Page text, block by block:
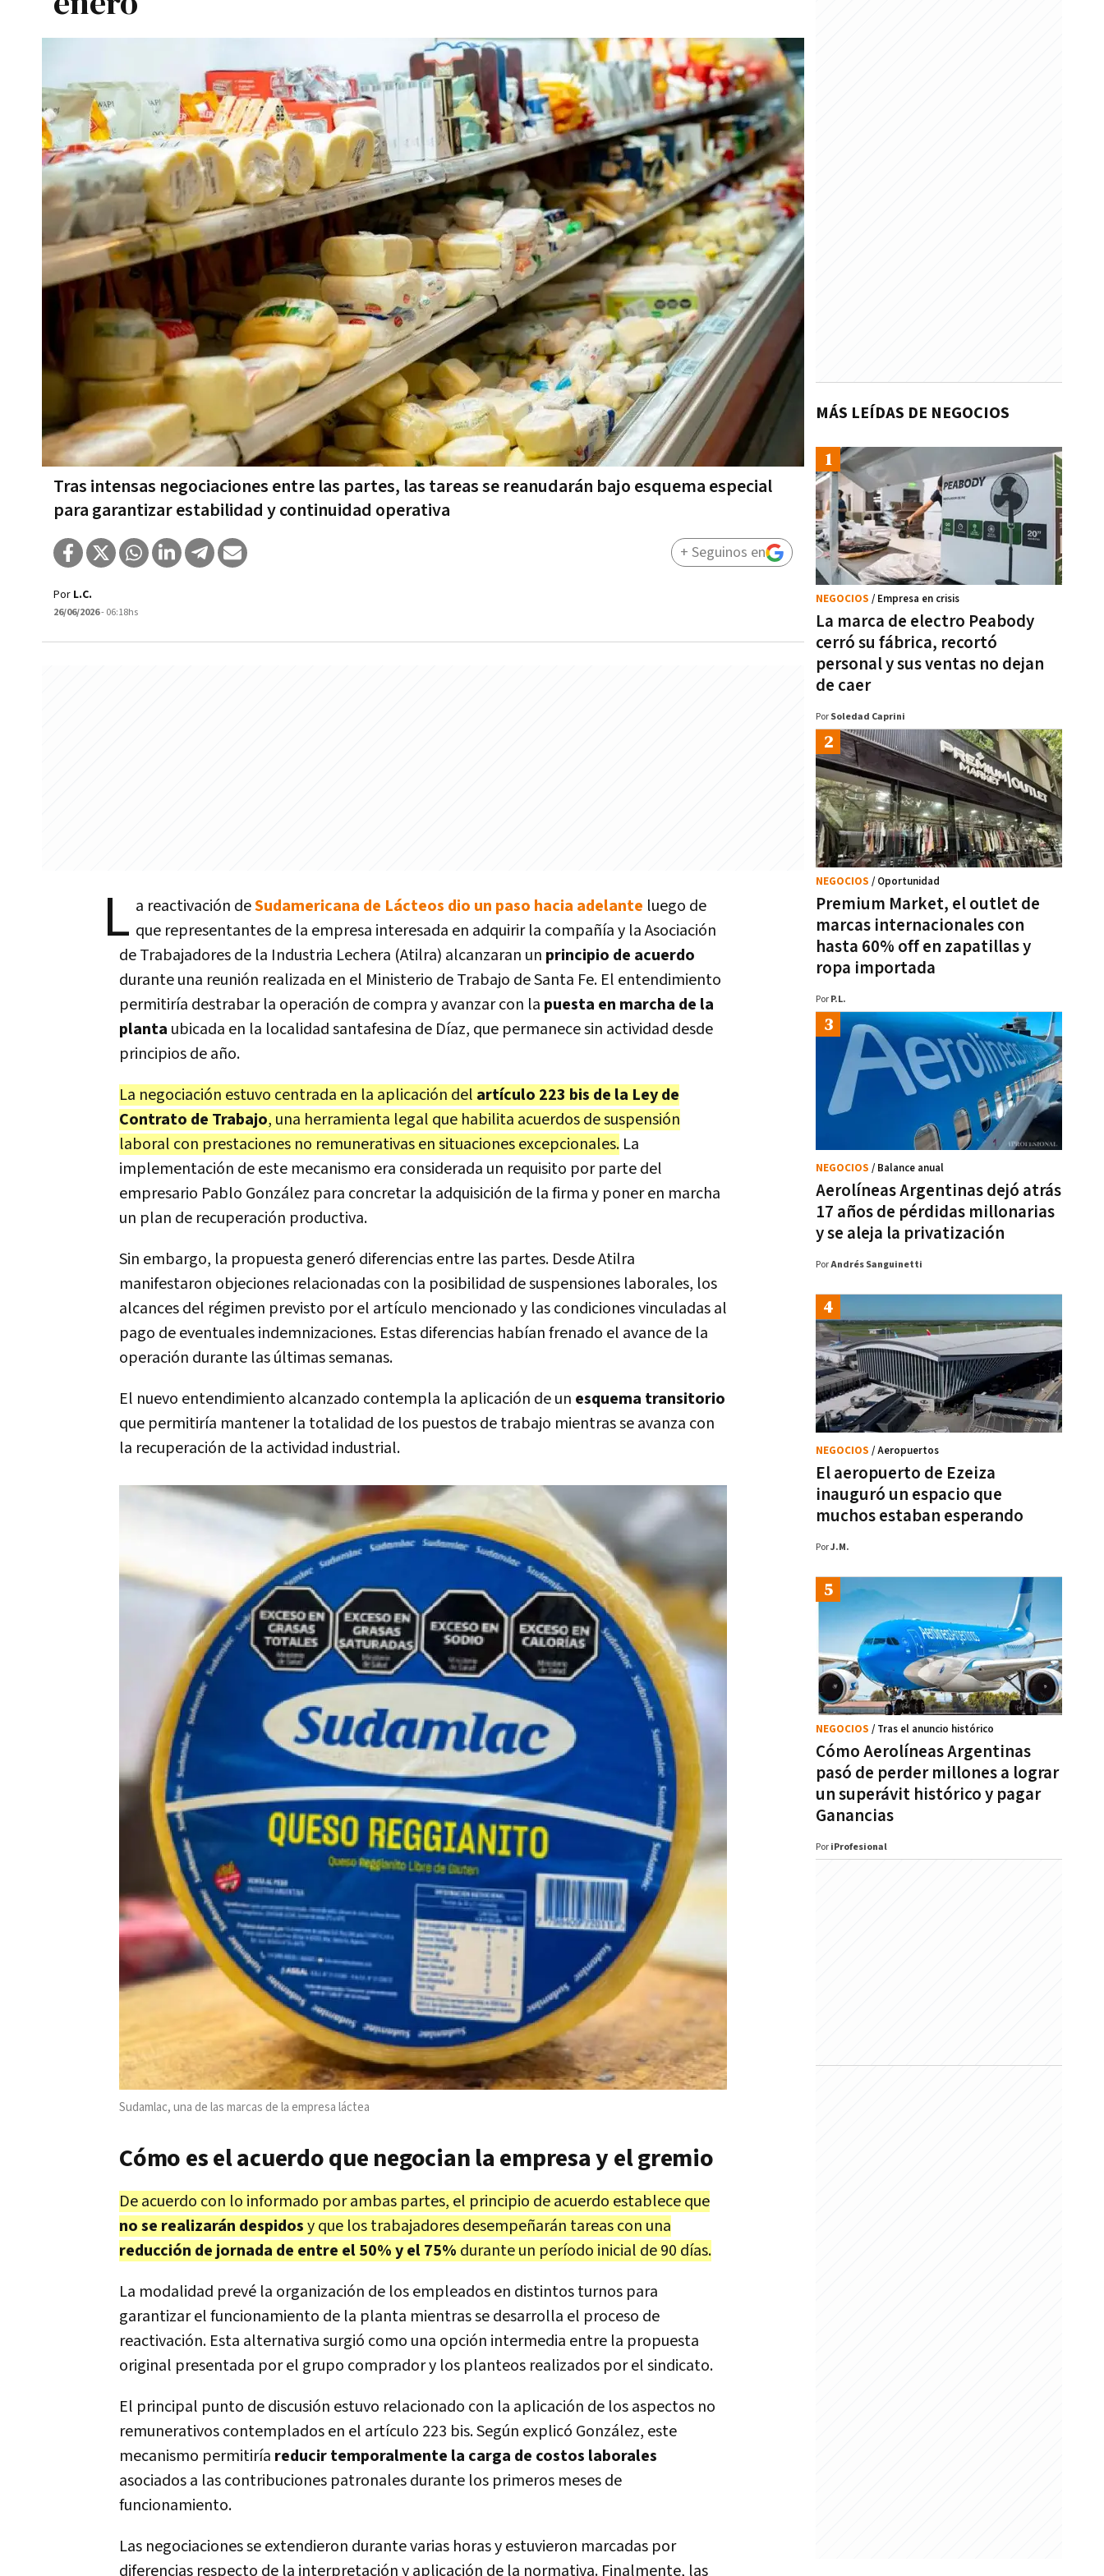
Tras intensas negociaciones entre las partes, las tareas se reanudarán bajo esquema especial
para garantizar estabilidad y continuidad operativa
Por L.C.
26/06/2026- 06:18hs
+ Seguinos en
L a reactivación deSudamericana de Lácteos dio un paso hacia adelante luego de
que representantes de la empresa interesada en adquirir la compañía y la Asociación
de Trabajadores de la Industria Lechera (Atilra) alcanzaran un principio de acuerdo
durante una reunión realizada en el Ministerio de Trabajo de Santa Fe. El entendimiento
permitiría destrabar la operación de compra y avanzar con la puesta en marcha de la
planta ubicada en la localidad santafesina de Díaz, que permanece sin actividad desde
principios de año.
La negociación estuvo centrada en la aplicación del artículo 223 bis de la Ley de
Contrato de Trabajo, una herramienta legal que habilita acuerdos de suspensión
laboral con prestaciones no remunerativas en situaciones excepcionales. La
implementación de este mecanismo era considerada un requisito por parte del
empresario Pablo González para concretar la adquisición de la firma y poner en marcha
un plan de recuperación productiva.
Sin embargo, la propuesta generó diferencias entre las partes. Desde Atilra
manifestaron objeciones relacionadas con la posibilidad de suspensiones laborales, los
alcances del régimen previsto por el artículo mencionado y las condiciones vinculadas al
pago de eventuales indemnizaciones. Estas diferencias habían frenado el avance de la
operación durante las últimas semanas.
El nuevo entendimiento alcanzado contempla la aplicación de un esquema transitorio
que permitiría mantener la totalidad de los puestos de trabajo mientras se avanza con
la recuperación de la actividad industrial.
Sudamlac, una de las marcas de la empresa láctea
Cómo es el acuerdo que negocian la empresa y el gremio
De acuerdo con lo informado por ambas partes, el principio de acuerdo establece que
no se realizarán despidosy que los trabajadores desempeñarán tareas con una
reducción de jornada de entre el 50% y el 75% durante un período inicial de 90 días.
La modalidad prevé la organización de los empleados en distintos turnos para
garantizar el funcionamiento de la planta mientras se desarrolla el proceso de
reactivación. Esta alternativa surgió como una opción intermedia entre la propuesta
original presentada por el grupo comprador y los planteos realizados por el sindicato.
El principal punto de discusión estuvo relacionado con la aplicación de los aspectos no
remunerativos contemplados en el artículo 223 bis. Según explicó González, este
mecanismo permitiría reducir temporalmente la carga de costos laborales
asociados a las contribuciones patronales durante los primeros meses de
funcionamiento.
Las negociaciones se extendieron durante varias horas y estuvieron marcadas por
diferencias respecto de la interpretación y aplicación de la normativa. Finalmente, las
MÁS LEÍDAS DE NEGOCIOS
La marca de electro Peabody
cerró su fábrica, recortó
personal y sus ventas no dejan
de caer
NEGOCIOS / Empresa en crisis
Por Soledad Caprini
Premium Market, el outlet de
marcas internacionales con
hasta 60% off en zapatillas y
ropa importada
NEGOCIOS / Oportunidad
Por P.L.
Aerolíneas Argentinas dejó atrás
17 años de pérdidas millonarias
y se aleja la privatización
NEGOCIOS / Balance anual
PorAndrés Sanguinetti
El aeropuerto de Ezeiza
inauguró un espacio que
muchos estaban esperando
NEGOCIOS / Aeropuertos
PorJ.M.
Cómo Aerolíneas Argentinas
pasó de perder millones a lograr
un superávit histórico y pagar
Ganancias
NEGOCIOS / Tras el anuncio histórico
Por iProfesional